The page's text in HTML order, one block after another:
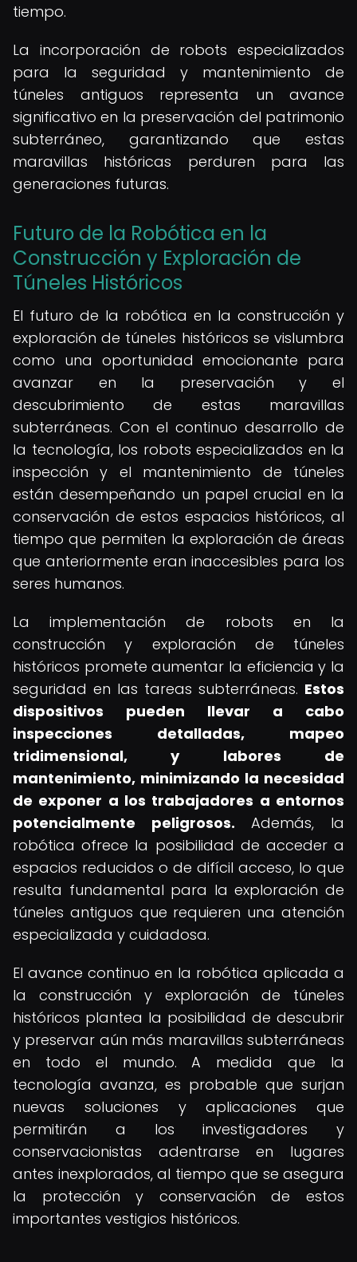
tiempo.
La incorporación de robots especializados
para la seguridad y mantenimiento de
túneles antiguos representa un avance
significativo en la preservación del patrimonio
subterráneo, garantizando que estas
maravillas históricas perduren para las
generaciones futuras.
Futuro de la Robótica en la
Construcción y Exploración de
Túneles Históricos
El futuro de la robótica en la construcción y
exploración de túneles históricos se vislumbra
como una oportunidad emocionante para
avanzar en la preservación y el
descubrimiento de estas maravillas
subterráneas. Con el continuo desarrollo de
la tecnología, los robots especializados en la
inspección y el mantenimiento de túneles
están desempeñando un papel crucial en la
conservación de estos espacios históricos, al
tiempo que permiten la exploración de áreas
que anteriormente eran inaccesibles para los
seres humanos.
La implementación de robots en la
construcción y exploración de túneles
históricos promete aumentar la eficiencia y la
seguridad en las tareas subterráneas. Estos
dispositivos pueden llevar a cabo
inspecciones detalladas, mapeo
tridimensional, y labores de
mantenimiento, minimizando la necesidad
de exponer a los trabajadores a entornos
potencialmente peligrosos. Además, la
robótica ofrece la posibilidad de acceder a
espacios reducidos o de difícil acceso, lo que
resulta fundamental para la exploración de
túneles antiguos que requieren una atención
especializada y cuidadosa.
El avance continuo en la robótica aplicada a
la construcción y exploración de túneles
históricos plantea la posibilidad de descubrir
y preservar aún más maravillas subterráneas
en todo el mundo. A medida que la
tecnología avanza, es probable que surjan
nuevas soluciones y aplicaciones que
permitirán a los investigadores y
conservacionistas adentrarse en lugares
antes inexplorados, al tiempo que se asegura
la protección y conservación de estos
importantes vestigios históricos.